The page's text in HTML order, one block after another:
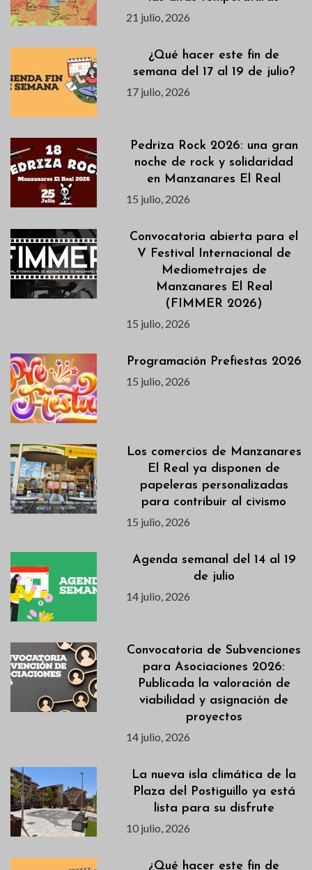
21 julio, 2026
¿Qué hacer este fin de
semana del 17 al 19 de julio?
17 julio, 2026
Pedriza Rock 2026: una gran
noche de rock y solidaridad
en Manzanares El Real
15 julio, 2026
Convocatoria abierta para el
V Festival Internacional de
Mediometrajes de
Manzanares El Real
(FIMMER 2026)
15 julio, 2026
Programación Prefiestas 2026
15 julio, 2026
Los comercios de Manzanares
El Real ya disponen de
papeleras personalizadas
para contribuir al civismo
15 julio, 2026
Agenda semanal del 14 al 19
de julio
14 julio, 2026
Convocatoria de Subvenciones
para Asociaciones 2026:
Publicada la valoración de
viabilidad y asignación de
proyectos
14 julio, 2026
La nueva isla climática de la
Plaza del Postiguillo ya está
lista para su disfrute
10 julio, 2026
¿Qué hacer este fin de